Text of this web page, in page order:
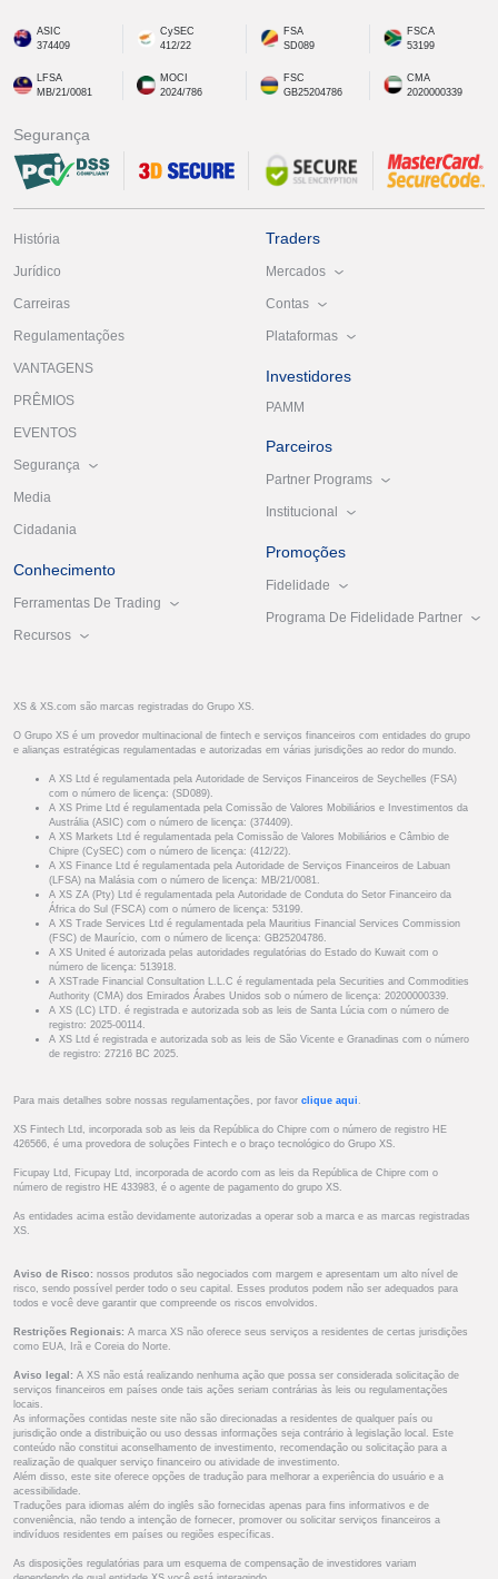
ASIC
374409
CySEC
412/22
FSA
SD089
FSCA
53199
LFSA
MB/21/0081
MOCI
2024/786
FSC
GB25204786
CMA
2020000339
Segurança
História
Jurídico
Carreiras
Regulamentações
VANTAGENS
PRÊMIOS
EVENTOS
Segurança
Media
Cidadania
Conhecimento
Ferramentas De Trading
Recursos
Traders
Mercados
Contas
Plataformas
Investidores
PAMM
Parceiros
Partner Programs
Institucional
Promoções
Fidelidade
Programa De Fidelidade Partner
XS & XS.com são marcas registradas do Grupo XS.
O Grupo XS é um provedor multinacional de fintech e serviços financeiros com entidades do grupo
e alianças estratégicas regulamentadas e autorizadas em várias jurisdições ao redor do mundo.
A XS Ltd é regulamentada pela Autoridade de Serviços Financeiros de Seychelles (FSA)
com o número de licença: (SD089).
A XS Prime Ltd é regulamentada pela Comissão de Valores Mobiliários e Investimentos da
Austrália (ASIC) com o número de licença: (374409).
A XS Markets Ltd é regulamentada pela Comissão de Valores Mobiliários e Câmbio de
Chipre (CySEC) com o número de licença: (412/22).
A XS Finance Ltd é regulamentada pela Autoridade de Serviços Financeiros de Labuan
(LFSA) na Malásia com o número de licença: MB/21/0081.
A XS ZA (Pty) Ltd é regulamentada pela Autoridade de Conduta do Setor Financeiro da
África do Sul (FSCA) com o número de licença: 53199.
A XS Trade Services Ltd é regulamentada pela Mauritius Financial Services Commission
(FSC) de Maurício, com o número de licença: GB25204786.
A XS United é autorizada pelas autoridades regulatórias do Estado do Kuwait com o
número de licença: 513918.
A XSTrade Financial Consultation L.L.C é regulamentada pela Securities and Commodities
Authority (CMA) dos Emirados Árabes Unidos sob o número de licença: 20200000339.
A XS (LC) LTD. é registrada e autorizada sob as leis de Santa Lúcia com o número de
registro: 2025-00114.
A XS Ltd é registrada e autorizada sob as leis de São Vicente e Granadinas com o número
de registro: 27216 BC 2025.
Para mais detalhes sobre nossas regulamentações, por favor clique aqui .
XS Fintech Ltd, incorporada sob as leis da República do Chipre com o número de registro HE
426566, é uma provedora de soluções Fintech e o braço tecnológico do Grupo XS.
Ficupay Ltd, Ficupay Ltd, incorporada de acordo com as leis da República de Chipre com o
número de registro HE 433983, é o agente de pagamento do grupo XS.
As entidades acima estão devidamente autorizadas a operar sob a marca e as marcas registradas
XS.
Aviso de Risco: nossos produtos são negociados com margem e apresentam um alto nível de
risco, sendo possível perder todo o seu capital. Esses produtos podem não ser adequados para
todos e você deve garantir que compreende os riscos envolvidos.
Restrições Regionais: A marca XS não oferece seus serviços a residentes de certas jurisdições
como EUA, Irã e Coreia do Norte.
Aviso legal: A XS não está realizando nenhuma ação que possa ser considerada solicitação de
serviços financeiros em países onde tais ações seriam contrárias às leis ou regulamentações
locais.
As informações contidas neste site não são direcionadas a residentes de qualquer país ou
jurisdição onde a distribuição ou uso dessas informações seja contrário à legislação local. Este
conteúdo não constitui aconselhamento de investimento, recomendação ou solicitação para a
realização de qualquer serviço financeiro ou atividade de investimento.
Além disso, este site oferece opções de tradução para melhorar a experiência do usuário e a
acessibilidade.
Traduções para idiomas além do inglês são fornecidas apenas para fins informativos e de
conveniência, não tendo a intenção de fornecer, promover ou solicitar serviços financeiros a
indivíduos residentes em países ou regiões específicas.
As disposições regulatórias para um esquema de compensação de investidores variam